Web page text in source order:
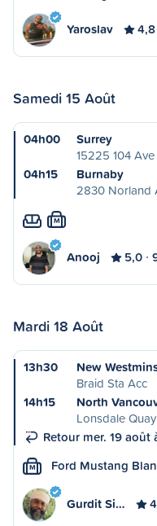
Yaroslav 4,8
Samedi 15 Août
04h00
Surrey
15225 104 Ave
04h15
Burnaby
2830 Norland
M
Anooj 5,0
Mardi 18 Août
13h30
New
Braid Sta Acc
14h15
North
Lonsdale
Retour mer. 19 août
M Ford Mustang
Gurdit Si…